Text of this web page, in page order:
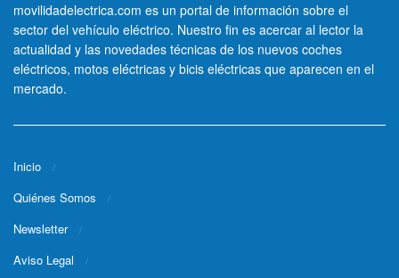
movilidadelectrica.com es un portal de información sobre el
sector del vehículo eléctrico. Nuestro fin es acercar al lector la
actualidad y las novedades técnicas de los nuevos coches
eléctricos, motos eléctricas y bicis eléctricas que aparecen en el
mercado.
Inicio
Quiénes Somos
Newsletter
Aviso Legal